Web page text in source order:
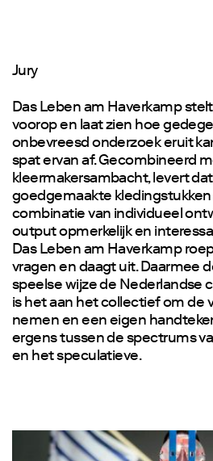
Jury
Das Leben am Haverkamp
voorop en laat zien hoe
onbevreesd onderzoek eruit
spat ervan af. Gecombineerd
kleermakersambacht, levert
goedgemaakte kledingstukken
combinatie van individueel
output opmerkelijk en
Das Leben am Haverkamp
vragen en daagt uit. Daarmee
speelse wijze de Nederlandse
is het aan het collectief om de
nemen en een eigen
ergens tussen de spectrums
en het speculatieve.